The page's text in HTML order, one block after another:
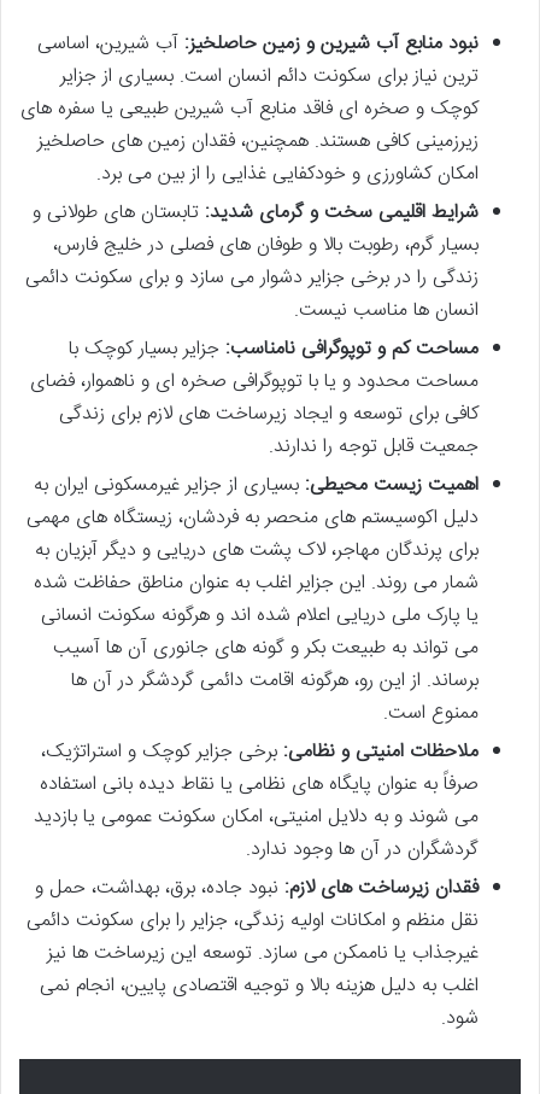
نبود منابع آب شیرین و زمین حاصلخیز: آب شیرین، اساسی
ترین نیاز برای سکونت دائم انسان است. بسیاری از جزایر
کوچک و صخره ای فاقد منابع آب شیرین طبیعی یا سفره های
زیرزمینی کافی هستند. همچنین، فقدان زمین های حاصلخیز
امکان کشاورزی و خودکفایی غذایی را از بین می برد.
شرایط اقلیمی سخت و گرمای شدید: تابستان های طولانی و
بسیار گرم، رطوبت بالا و طوفان های فصلی در خلیج فارس،
زندگی را در برخی جزایر دشوار می سازد و برای سکونت دائمی
انسان ها مناسب نیست.
مساحت کم و توپوگرافی نامناسب: جزایر بسیار کوچک با
مساحت محدود و یا با توپوگرافی صخره ای و ناهموار، فضای
کافی برای توسعه و ایجاد زیرساخت های لازم برای زندگی
جمعیت قابل توجه را ندارند.
اهمیت زیست محیطی: بسیاری از جزایر غیرمسکونی ایران به
دلیل اکوسیستم های منحصر به فردشان، زیستگاه های مهمی
برای پرندگان مهاجر، لاک پشت های دریایی و دیگر آبزیان به
شمار می روند. این جزایر اغلب به عنوان مناطق حفاظت شده
یا پارک ملی دریایی اعلام شده اند و هرگونه سکونت انسانی
می تواند به طبیعت بکر و گونه های جانوری آن ها آسیب
برساند. از این رو، هرگونه اقامت دائمی گردشگر در آن ها
ممنوع است.
ملاحظات امنیتی و نظامی: برخی جزایر کوچک و استراتژیک،
صرفاً به عنوان پایگاه های نظامی یا نقاط دیده بانی استفاده
می شوند و به دلایل امنیتی، امکان سکونت عمومی یا بازدید
گردشگران در آن ها وجود ندارد.
فقدان زیرساخت های لازم: نبود جاده، برق، بهداشت، حمل و
نقل منظم و امکانات اولیه زندگی، جزایر را برای سکونت دائمی
غیرجذاب یا ناممکن می سازد. توسعه این زیرساخت ها نیز
اغلب به دلیل هزینه بالا و توجیه اقتصادی پایین، انجام نمی
شود.